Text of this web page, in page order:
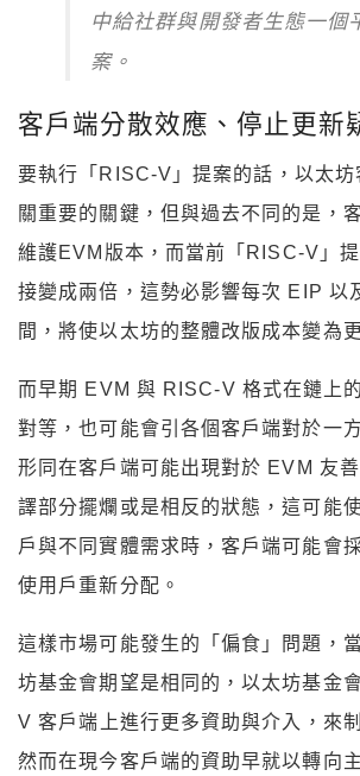
中給社群與開發者生態一個
案。
客戶端分散效應、停止更新
要執行「RISC-V」提案的話，以太坊
關重要的關鍵，但與過去不同的是，
維護EVM版本，而當前「RISC-V」
接變成兩倍，這勢必影響每次 EIP 以
間，將使以太坊的整體改版成本變為
而早期 EVM 與 RISC-V 格式在鏈上
對等，也可能會引各個客戶端對於一
形同在客戶端可能出現對於 EVM 友
譯部分擺爛或是相反的狀態，這可能
戶與不同實體需求時，客戶端可能會
使用戶重新分配。
這樣市場可能發生的「偏食」問題，
坊基金會期望是相同的，以太坊基金
V 客戶端上進行更多資助與介入，來
然而在現今客戶端的資助早就以轉向